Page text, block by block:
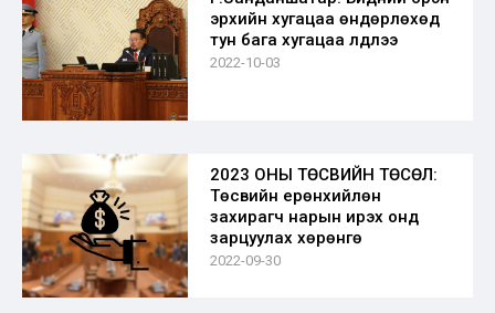
эрхийн хугацаа өндөрлөхөд
тун бага хугацаа үлдлээ
2022-10-03
2023 ОНЫ ТӨСВИЙН ТӨСӨЛ:
Төсвийн ерөнхийлөн
захирагч нарын ирэх онд
зарцуулах хөрөнгө
2022-09-30